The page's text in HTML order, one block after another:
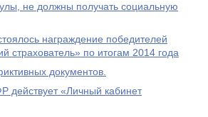
не должны получать социальную
награждение победителей
страхователь» по итогам 2014 года
документов.
действует «Личный кабинет